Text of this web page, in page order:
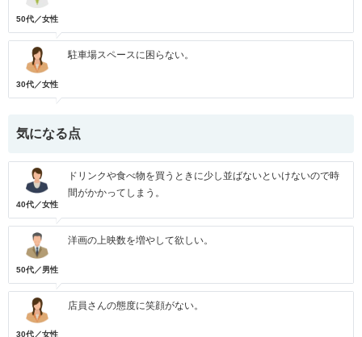
50代／女性
30代／女性
駐車場スペースに困らない。
気になる点
40代／女性
ドリンクや食べ物を買うときに少し並ばないといけないので時
間がかかってしまう。
50代／男性
洋画の上映数を増やして欲しい。
30代／女性
店員さんの態度に笑顔がない。